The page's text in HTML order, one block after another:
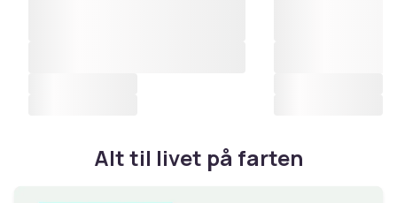
Alt til livet på farten